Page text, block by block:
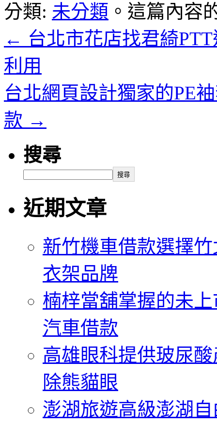
分類: 未分類 。這篇內容
← 台北市花店找君綺
利用
台北網頁設計獨家的PE
款 →
搜尋
搜尋
近期文章
新竹機車借款選擇
衣架品牌
楠梓當舖掌握的未
汽車借款
高雄眼科提供玻尿
除熊貓眼
澎湖旅遊高級澎湖